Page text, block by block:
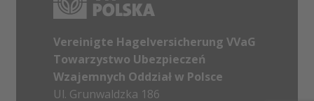
Vereinigte Hagelversicherung VVaG
Towarzystwo Ubezpieczeń
Wzajemnych Oddział w Polsce
Ul. Grunwaldzka 186